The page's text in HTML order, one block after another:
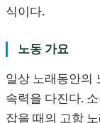
식이다.
노동 가요
일상 노래동안의
속력을 다진다.
잡을 때의 고함